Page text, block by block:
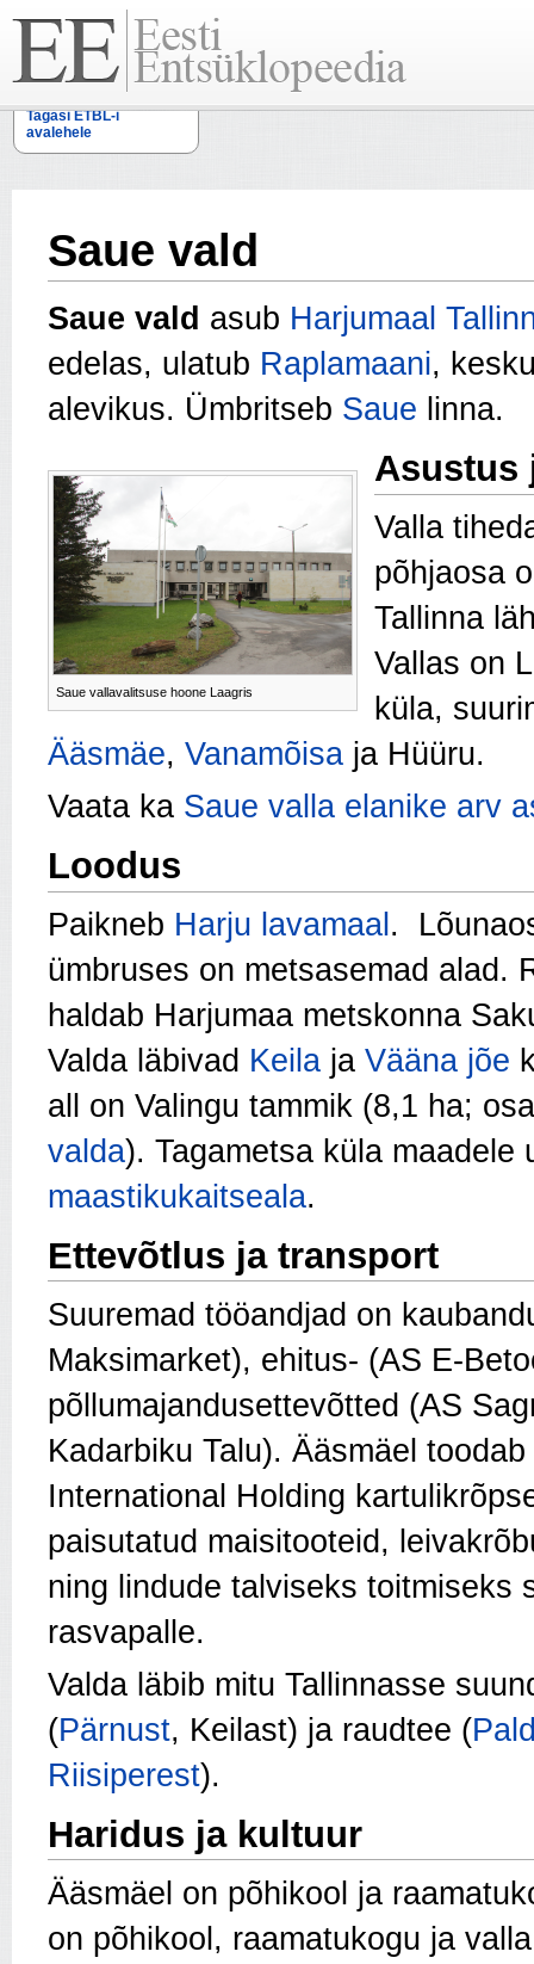
Tagasi ETBL-i
avalehele
Saue vald
Saue vald asub Harjumaal
edelas, ulatub Raplamaani,
alevikus. Ümbritseb Saue linna.
Saue vallavalitsuse hoone Laagris
Asustus
Valla
põhjaosa
Tallinna
Vallas on
küla,
Ääsmäe, Vanamõisa ja Hüüru.
Vaata ka Saue valla elanike arv
Loodus
Paikneb Harju lavamaal .
ümbruses on metsasemad alad.
haldab Harjumaa metskonna
Valda läbivad Keila ja Vääna jõe
all on Valingu tammik (8,1 ha;
valda). Tagametsa küla maadele
maastikukaitseala.
Ettevõtlus ja transport
Suuremad tööandjad on
Maksimarket), ehitus- (AS E-
põllumajandusettevõtted (AS
Kadarbiku Talu). Ääsmäel
International Holding
paisutatud maisitooteid,
ning lindude talviseks toitmiseks
rasvapalle.
Valda läbib mitu Tallinnasse
(Pärnust, Keilast) ja raudtee (
Riisiperest).
Haridus ja kultuur
Ääsmäel on põhikool ja
on põhikool, raamatukogu ja